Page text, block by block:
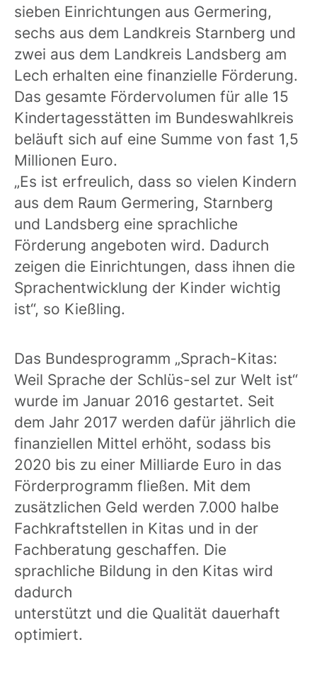
sieben Einrichtungen aus Germering,
sechs aus dem Landkreis Starnberg und
zwei aus dem Landkreis Landsberg am
Lech erhalten eine finanzielle Förderung.
Das gesamte Fördervolumen für alle 15
Kindertagesstätten im Bundeswahlkreis
beläuft sich auf eine Summe von fast 1,5
Millionen Euro.
„Es ist erfreulich, dass so vielen Kindern
aus dem Raum Germering, Starnberg
und Landsberg eine sprachliche
Förderung angeboten wird. Dadurch
zeigen die Einrichtungen, dass ihnen die
Sprachentwicklung der Kinder wichtig
ist“, so Kießling.
Das Bundesprogramm „Sprach-Kitas:
Weil Sprache der Schlüs-sel zur Welt ist“
wurde im Januar 2016 gestartet. Seit
dem Jahr 2017 werden dafür jährlich die
finanziellen Mittel erhöht, sodass bis
2020 bis zu einer Milliarde Euro in das
Förderprogramm fließen. Mit dem
zusätzlichen Geld werden 7.000 halbe
Fachkraftstellen in Kitas und in der
Fachberatung geschaffen. Die
sprachliche Bildung in den Kitas wird
dadurch
unterstützt und die Qualität dauerhaft
optimiert.